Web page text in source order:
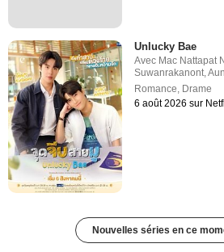
Unlucky Bae
Avec Mac Nattapat
Suwanrakanont,
Romance, Drame
6 août 2026 sur
Nouvelles séries en ce